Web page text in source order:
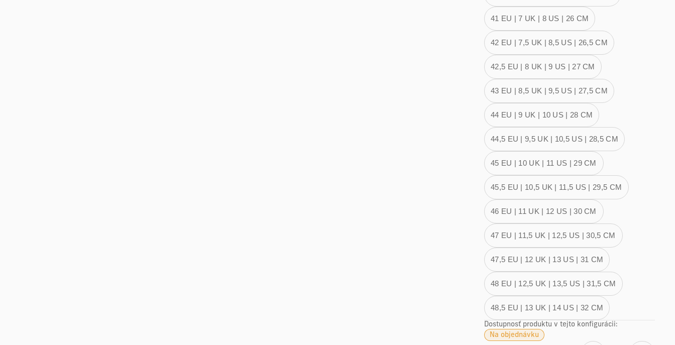
41 EU | 7 UK | 8 US | 26 CM
42 EU | 7,5 UK | 8,5 US | 26,5 CM
42,5 EU | 8 UK | 9 US | 27 CM
43 EU | 8,5 UK | 9,5 US | 27,5 CM
44 EU | 9 UK | 10 US | 28 CM
44,5 EU | 9,5 UK | 10,5 US | 28,5 CM
45 EU | 10 UK | 11 US | 29 CM
45,5 EU | 10,5 UK | 11,5 US | 29,5 CM
46 EU | 11 UK | 12 US | 30 CM
47 EU | 11,5 UK | 12,5 US | 30,5 CM
47,5 EU | 12 UK | 13 US | 31 CM
48 EU | 12,5 UK | 13,5 US | 31,5 CM
48,5 EU | 13 UK | 14 US | 32 CM
Dostupnosť produktu v tejto konfigurácii:
Na objednávku